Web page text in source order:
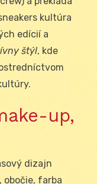
kultúra
edícií a
štýl, kde
up,
dizajn
farba